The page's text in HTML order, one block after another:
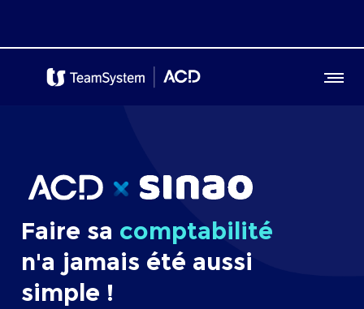
Faire sa comptabilité
n'a jamais été aussi
simple !